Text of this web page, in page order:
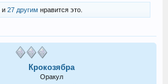
и 27 другим нравится это.
Крокозябра
Оракул